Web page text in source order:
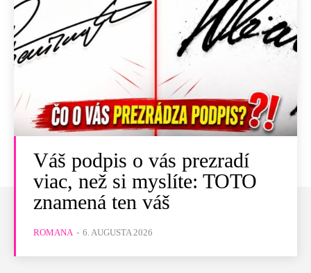
Váš podpis o vás prezradí
viac, než si myslíte: TOTO
znamená ten váš
ROMANA - 6. AUGUSTA 2026